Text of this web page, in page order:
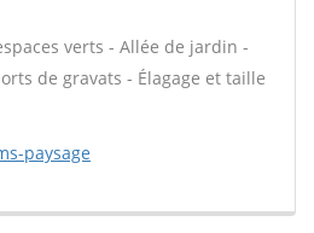
verts - Allée de jardin -
de gravats - Élagage et taille
paysage